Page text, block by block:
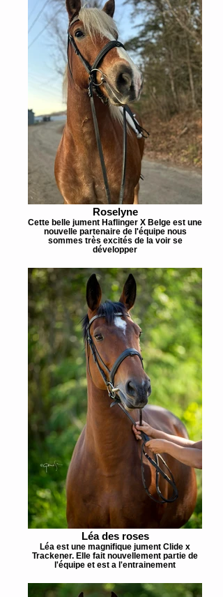
Roselyne
Cette belle jument Haflinger X Belge est une
nouvelle partenaire de l'équipe nous
sommes très excités de la voir se
développer
Léa des roses
Léa est une magnifique jument Clide x
Trackener. Elle fait nouvellement partie de
l'équipe et est a l'entrainement